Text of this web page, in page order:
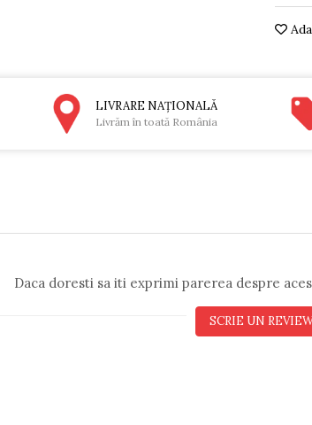
LIVRARE NAŢIONALĂ
Livrăm în toată România
Daca doresti sa iti exprimi parerea despre
SCRIE UN